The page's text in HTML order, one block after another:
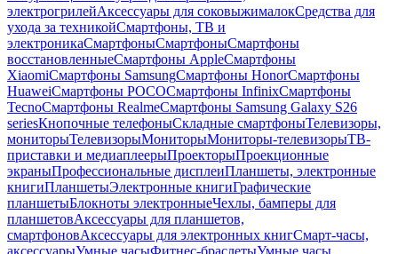
электрогрилейАксессуары для соковыжималокСредства для
ухода за техникойСмартфоны, ТВ и
электроникаСмартфоныСмартфоныСмартфоны
восстановленныеСмартфоны AppleСмартфоны
XiaomiСмартфоны SamsungСмартфоны HonorСмартфоны
HuaweiСмартфоны POCOСмартфоны InfinixСмартфоны
TecnoСмартфоны RealmeСмартфоны Samsung Galaxy S26
seriesКнопочные телефоныСкладные смартфоныТелевизоры,
мониторыТелевизорыМониторыМониторы-телевизорыТВ-
приставки и медиаплеерыПроекторыПроекционные
экраныПрофессиональные дисплеиПланшеты, электронные
книгиПланшетыЭлектронные книгиГрафические
планшетыБлокноты электронныеЧехлы, бамперы для
планшетовАксессуары для планшетов,
смартфоновАксессуары для электронных книгСмарт-часы,
аксессуарыУмные часыФитнес-браслетыУмные часы